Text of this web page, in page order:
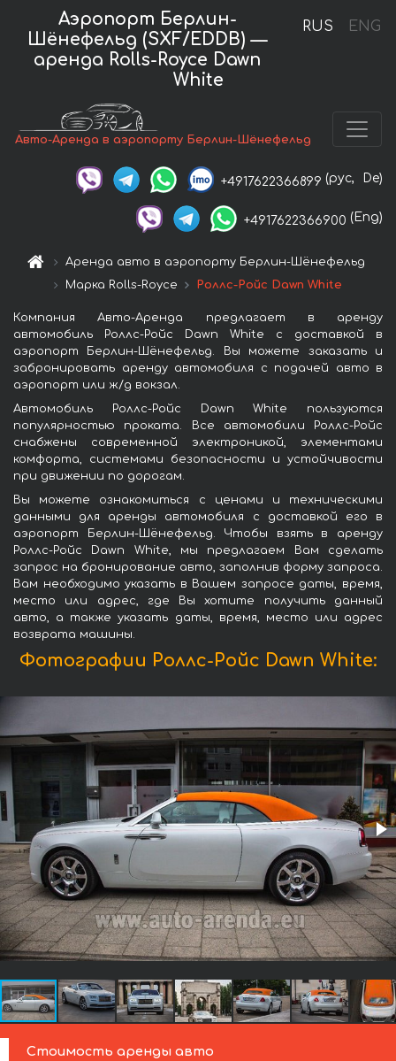
RUS ENG
Аэропорт Берлин-
Шёнефельд (SXF/EDDB) —
аренда Rolls-Royce Dawn
White
Авто-Аренда в аэропорту Берлин-Шёнефельд
+4917622366899 (рус, De)
+4917622366900 (Eng)
Аренда авто в аэропорту Берлин-Шёнефельд
Марка Rolls-Royce
Роллс-Ройс Dawn White
Компания Авто-Аренда предлагает в аренду
автомобиль Роллс-Ройс Dawn White с доставкой в
аэропорт Берлин-Шёнефельд. Вы можете заказать и
забронировать аренду автомобиля с подачей авто в
аэропорт или ж/д вокзал.
Автомобиль Роллс-Ройс Dawn White пользуются
популярностью проката. Все автомобили Роллс-Ройс
снабжены современной электроникой, элементами
комфорта, системами безопасности и устойчивости
при движении по дорогам.
Вы можете ознакомиться с ценами и техническими
данными для аренды автомобиля с доставкой его в
аэропорт Берлин-Шёнефельд. Чтобы взять в аренду
Роллс-Ройс Dawn White, мы предлагаем Вам сделать
запрос на бронирование авто, заполнив форму запроса.
Вам необходимо указать в Вашем запросе даты, время,
место или адрес, где Вы хотите получить данный
авто, а также указать даты, время, место или адрес
возврата машины.
Фотографии Роллс-Ройс Dawn White:
Стоимость аренды авто